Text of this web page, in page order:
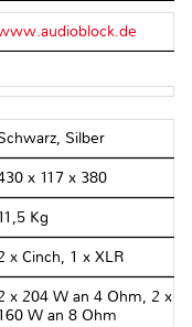
Silber
x 117 x 380
Kg
x Cinch, 1 x XLR
x 204 W an 4 Ohm, 2 x
W an 8 Ohm